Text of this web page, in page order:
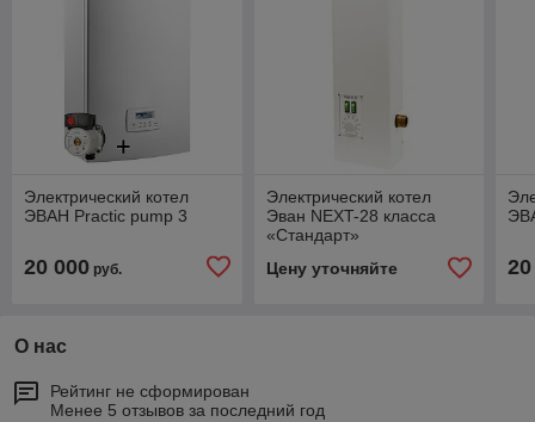
Электрический котел
ЭВАН Practic pump 3
20 000 руб.
Электрический котел
Эван NEXT-28 класса
«Стандарт»
Цену уточняйте
О нас
Рейтинг не сформирован
Менее 5 отзывов за последний год